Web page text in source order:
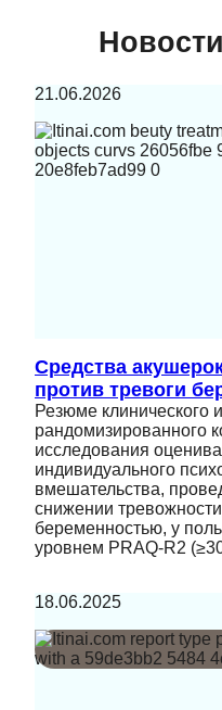
21.06.2026
Средства
против тревоги
Резюме клинического
рандомизированного
исследования
индивидуального
вмешательства,
снижении
беременностью, у
уровнем PRAQ‑R2
18.06.2025